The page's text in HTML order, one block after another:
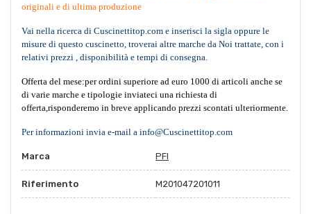
originali e di ultima produzione
Vai nella ricerca di Cuscinettitop.com e inserisci la sigla oppure le
misure di questo cuscinetto, troverai altre marche da Noi trattate, con i
relativi prezzi , disponibilità e tempi di consegna.
Offerta del mese:per ordini superiore ad euro 1000 di articoli anche se
di varie marche e tipologie inviateci una richiesta di
offerta,risponderemo in breve applicando prezzi scontati ulteriormente.
Per informazioni invia e-mail a info@Cuscinettitop.com
Marca PFI
Riferimento M201047201011